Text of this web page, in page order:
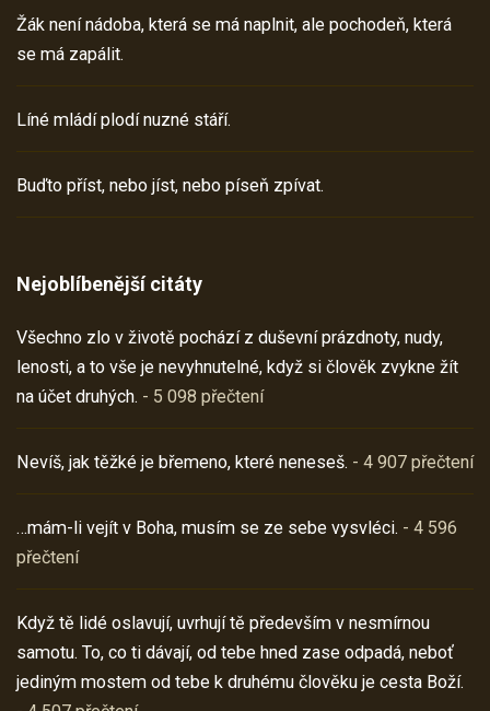
Žák není nádoba, která se má naplnit, ale pochodeň, která
se má zapálit.
Líné mládí plodí nuzné stáří.
Buďto příst, nebo jíst, nebo píseň zpívat.
Nejoblíbenější citáty
Všechno zlo v životě pochází z duševní prázdnoty, nudy,
lenosti, a to vše je nevyhnutelné, když si člověk zvykne žít
na účet druhých. - 5 098 přečtení
Nevíš, jak těžké je břemeno, které neneseš. - 4 907 přečtení
…mám-li vejít v Boha, musím se ze sebe vysvléci. - 4 596
přečtení
Když tě lidé oslavují, uvrhují tě především v nesmírnou
samotu. To, co ti dávají, od tebe hned zase odpadá, neboť
jediným mostem od tebe k druhému člověku je cesta Boží.